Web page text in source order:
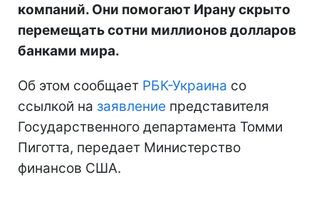
компаний. Они помогают Ирану скрыто
перемещать сотни миллионов долларов
банками мира.
Об этом сообщает РБК-Украина со
ссылкой на заявление представителя
Государственного департамента Томми
Пиготта, передает Министерство
финансов США.